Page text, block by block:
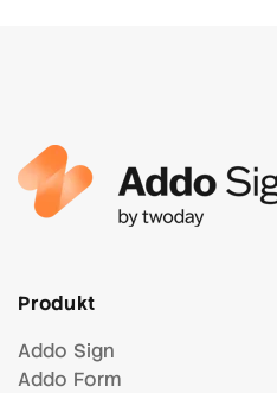
Produkt
Addo Sign
Addo Form